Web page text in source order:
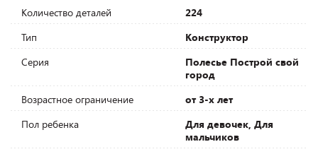
Количество деталей
224
Тип
Конструктор
Серия
Полесье Построй свой
город
Возрастное ограничение
от 3-х лет
Пол ребенка
Для девочек, Для
мальчиков